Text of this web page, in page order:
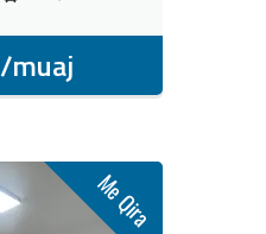
/muaj
Me Qira